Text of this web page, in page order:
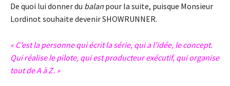
De quoi lui donner du balan pour la suite, puisque Monsieur
Lordinot souhaite devenir SHOWRUNNER.
« C’est la personne qui écrit la série, qui a l’idée, le concept.
Qui réalise le pilote, qui est producteur exécutif, qui organise
tout de A à Z. »